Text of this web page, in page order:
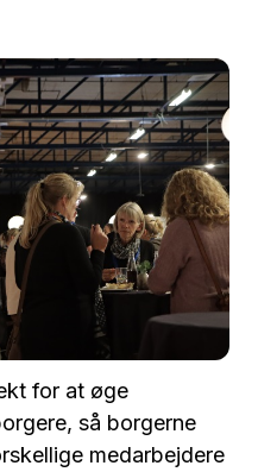
for at øge
så borgerne
medarbejdere